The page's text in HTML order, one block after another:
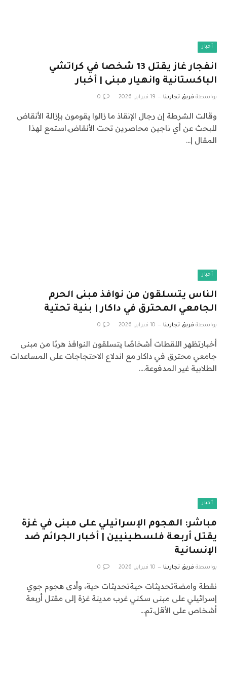
أخبار
انفجار غاز يقتل 13 شخصا في كراتشي
الباكستانية وانهيار مبنى | أخبار
بواسطة فريق تجاربنا 19 فبراير، 2026 0
وقالت الشرطة إن رجال الإنقاذ ما زالوا يقومون بإزالة الأنقاض
للبحث عن أي ناجين محاصرين تحت الأنقاض.استمع لهذا
المقال |…
أخبار
الناس يتسلقون من نوافذ مبنى الحرم
الجامعي المحترق في داكار | بنية تحتية
بواسطة فريق تجاربنا 10 فبراير، 2026 0
أخبارتظهر اللقطات أشخاصًا يتسلقون النوافذ هربًا من مبنى
جامعي محترق في داكار مع اندلاع الاحتجاجات على المساعدات
الطلابية غير المدفوعة.…
أخبار
مباشر: الهجوم الإسرائيلي على مبنى في غزة
يقتل أربعة فلسطينيين | أخبار الجرائم ضد
الإنسانية
بواسطة فريق تجاربنا 10 فبراير، 2026 0
نقطة وامضةتحديثات حيةتحديثات حية، وأدى هجوم جوي
إسرائيلي على مبنى سكني غرب مدينة غزة إلى مقتل أربعة
أشخاص على الأقل.تم…